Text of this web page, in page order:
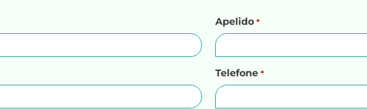
Apelido *
Telefone *